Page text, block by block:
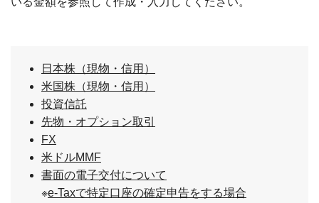
日本株（現物・信用）
米国株（現物・信用）
投資信託
先物・オプション取引
FX
米ドルMMF
書面の電子交付について
※e-Taxで特定口座の確定申告をする場合